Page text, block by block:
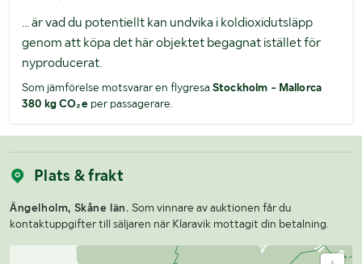
... är vad du potentiellt kan undvika i koldioxidutsläpp
genom att köpa det här objektet begagnat istället för
nyproducerat.
Som jämförelse motsvarar en flygresa Stockholm - Mallorca
380 kg CO₂eper passagerare.
Plats & frakt
Ängelholm, Skåne län. Som vinnare av auktionen får du
kontaktuppgifter till säljaren när Klaravik mottagit din betalning.